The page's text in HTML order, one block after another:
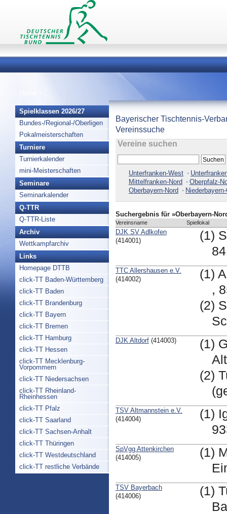
Spielklassen 2026/27
Bundes-/Regional-/Oberligen
Pokalmeisterschaften
Turniere
Turnierkalender
mini-Meisterschaften
Seminare
Seminarkalender
Q-TTR
Q-TTR-Liste
Archiv
Wettkampfarchiv
Links
Homepage DTTB
click-TT Baden-Württemberg
click-TT Baden
click-TT Brandenburg
click-TT Bayern
click-TT Bremen
click-TT Hamburg
click-TT Hessen
click-TT Mecklenburg-
Vorpommern
click-TT Niedersachsen
click-TT Rheinland-
Rheinhessen
click-TT Pfalz
click-TT Saarland
click-TT Sachsen-Anhalt
click-TT Thüringen
click-TT Westdeutschland
click-TT restliche Verbände
Bayerischer Tischtennis-
Vereinssuche
Vereine suchen
Unterfranken-West
Mittelfranken-Nord
Oberpfalz-
Oberbayern-Nord
Suchergebnis für »Oberbayern-
Vereinsname Spiellokal
DJK SV Adlkofen
(414001)
(1)
TTC Allershausen e.V.
(414002)
(1)
,
(2)
DJK Altdorf(414003)
(1)
(2)
TSV Altmannstein e.V.
(414004)
(1)
SpVgg Attenkirchen
(414005)
(1)
TSV Bayerbach
(414006)
(1)